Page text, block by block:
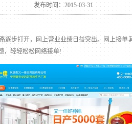
发布时间：2015-03-31
打开，网上营业业绩日益突出。网上接单
，轻轻松松网络接单!